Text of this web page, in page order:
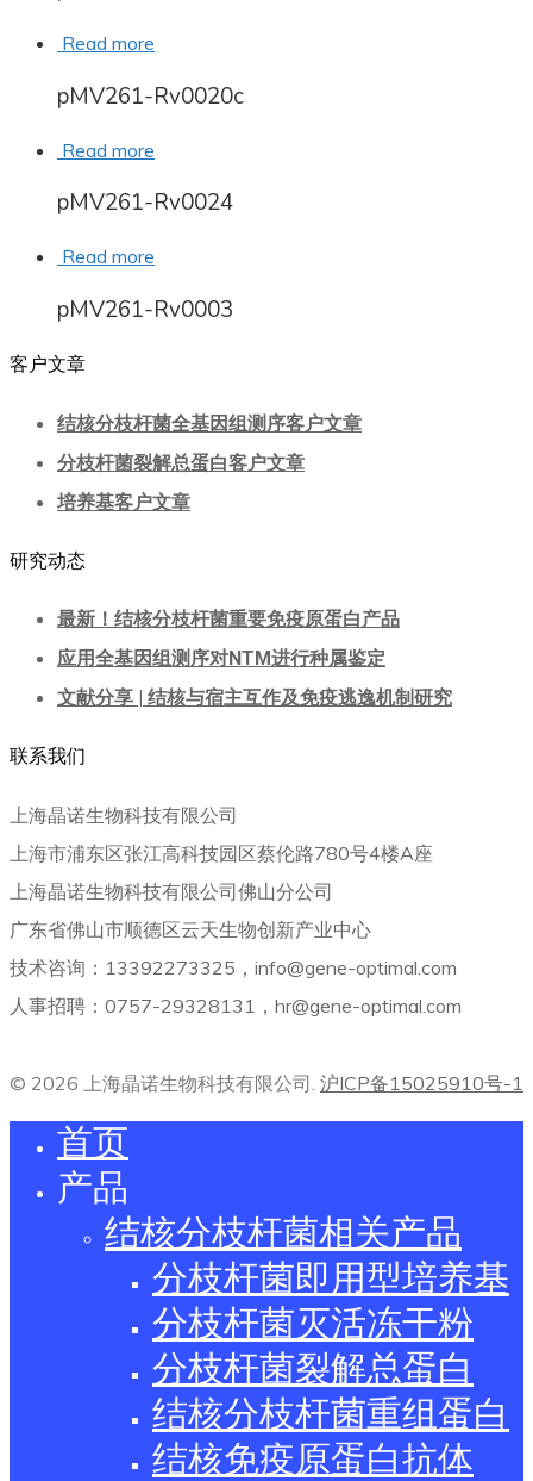
Read more
pMV261-Rv0020c
Read more
pMV261-Rv0024
Read more
pMV261-Rv0003
客户文章
结核分枝杆菌全基因组测序客户文章
分枝杆菌裂解总蛋白客户文章
培养基客户文章
研究动态
最新！结核分枝杆菌重要免疫原蛋白产品
应用全基因组测序对NTM进行种属鉴定
文献分享 | 结核与宿主互作及免疫逃逸机制研究
联系我们
上海晶诺生物科技有限公司
上海市浦东区张江高科技园区蔡伦路780号4楼A座
上海晶诺生物科技有限公司佛山分公司
广东省佛山市顺德区云天生物创新产业中心
技术咨询：13392273325，info@gene-optimal.com
人事招聘：0757-29328131，hr@gene-optimal.com
© 2026 上海晶诺生物科技有限公司. 沪ICP备15025910号-1
首页
产品
结核分枝杆菌相关产品
分枝杆菌即用型培养基
分枝杆菌灭活冻干粉
分枝杆菌裂解总蛋白
结核分枝杆菌重组蛋白
结核免疫原蛋白抗体